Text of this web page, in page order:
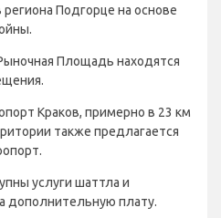
Подгорце на основе
Площадь находятся
Краков, примерно в 23 км
также предлагается
услуги шаттла и
дополнительную плату.